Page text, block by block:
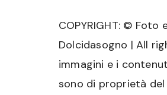
COPYRIGHT: © Foto
Dolcidasogno | All
immagini e i
sono di proprietà